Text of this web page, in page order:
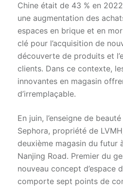
Chine était de 43 % en
une augmentation des
espaces en brique et en
clé pour l’acquisition de
découverte de produits et
clients. Dans ce contexte,
innovantes en magasin
d’irremplaçable.
En juin, l’enseigne de
Sephora, propriété de
deuxième magasin du futur
Nanjing Road. Premier du
nouveau concept d’espace
comporte sept points de